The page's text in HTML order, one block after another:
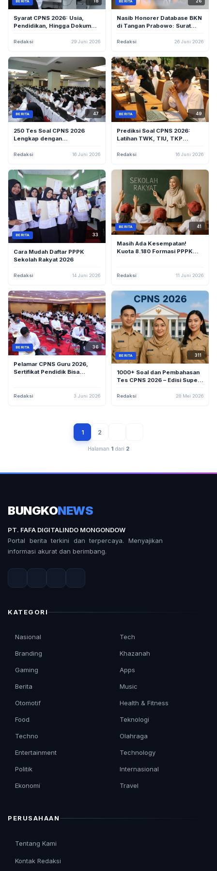
BERITA
Syarat CPNS 2026: Usia,
Pendidikan, Hingga Dokumen
Redaksi 29 Juni 2026
BERITA
Nasib Honorer Database BKN
di Tangan Prabowo: Surat
Diterima
Redaksi 26 Juni 2026
BERITA 47
250 Tes Soal CPNS 2026
Lengkap dengan
Redaksi 16 Juni 2026
BERITA 49
Prediksi Soal CPNS 2026:
Latihan TWK, TIU, TKP
Jawaban dan Pembahasan
Redaksi 16 Juni 2026
BERITA 33
Cara Mudah Daftar PPPK
Sekolah Rakyat 2026
Redaksi 14 Juni 2026
BERITA 41
Masih Ada Kesempatan!
Kuota 8.180 Formasi PPPK
Redaksi 11 Juni 2026
BERITA 36
Pelamar CPNS Guru 2026,
Sertifikat Pendidik Bisa
Redaksi 3 Juni 2026
BERITA 311
1000+ Soal dan Pembahasan
Tes CPNS 2026 – Edisi Super
Redaksi 28 Mei 2026
1 2
Halaman 1 dari 2
BUNGKONEWS
PT. FAFA DIGITALINDO MONGONDOW
Portal berita terkini dan terpercaya. Menyajikan
informasi akurat dan berimbang.
KATEGORI
Nasional
Branding
Gaming
Berita
Otomotif
Tech
Khazanah
Apps
Music
Health & Fitness
Food
Techno
Entertainment
Politik
Ekonomi
Teknologi
Olahraga
Technology
Internasional
Travel
PERUSAHAAN
Tentang Kami
Kontak Redaksi